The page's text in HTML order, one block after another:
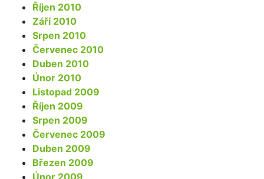
Říjen 2010
Září 2010
Srpen 2010
Červenec 2010
Duben 2010
Únor 2010
Listopad 2009
Říjen 2009
Srpen 2009
Červenec 2009
Duben 2009
Březen 2009